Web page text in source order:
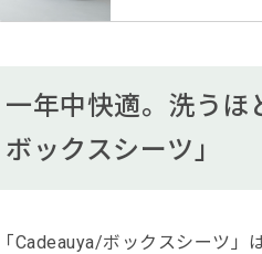
一年中快適。洗うほ
ボックスシーツ」
「Cadeauya/ボックスシーツ